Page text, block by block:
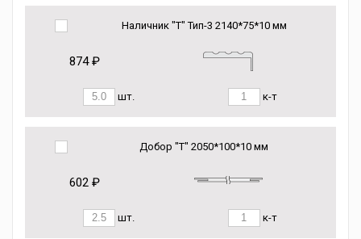
Наличник "Т" Тип-3 2140*75*10 мм
874 ₽
шт. к-т
Добор "Т" 2050*100*10 мм
602 ₽
шт. к-т